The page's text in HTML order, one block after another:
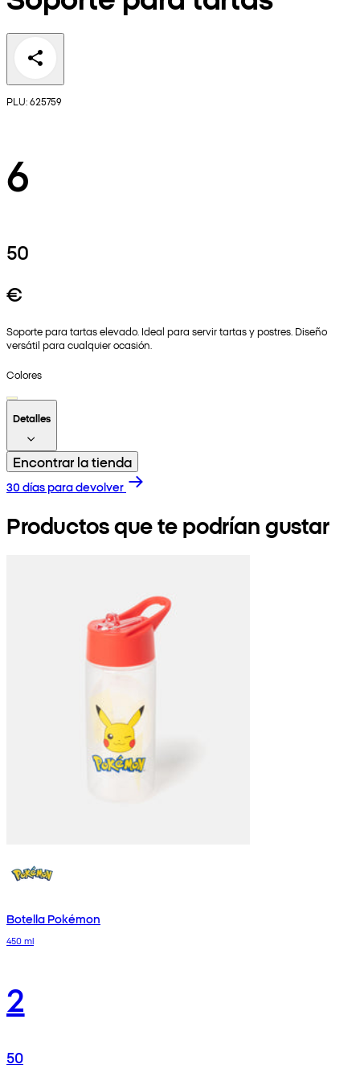
PLU: 625759
6
50
€
Soporte para tartas elevado. Ideal para servir tartas y postres. Diseño
versátil para cualquier ocasión.
Colores
Detalles
Encontrar la tienda
30 días para devolver
Productos que te podrían gustar
Botella Pokémon
450 ml
2
50